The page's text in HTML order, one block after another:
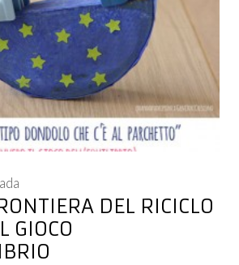
DEL RICICLO
GIOCO